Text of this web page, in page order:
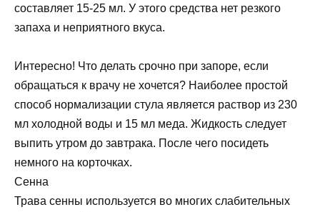
составляет 15-25 мл. У этого средства нет резкого
запаха и неприятного вкуса.
Интересно! Что делать срочно при запоре, если
обращаться к врачу не хочется? Наиболее простой
способ нормализации стула является раствор из 230
мл холодной воды и 15 мл меда. Жидкость следует
выпить утром до завтрака. После чего посидеть
немного на корточках.
Сенна
Трава сенны используется во многих слабительных